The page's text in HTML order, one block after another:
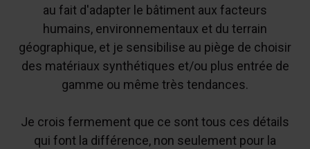
au fait d'adapter le bâtiment aux facteurs
humains, environnementaux et du terrain
géographique, et je sensibilise au piège de choisir
des matériaux synthétiques et/ou plus entrée de
gamme ou même très tendances.
Je crois fermement que ce sont tous ces détails
qui font la différence, non seulement pour la